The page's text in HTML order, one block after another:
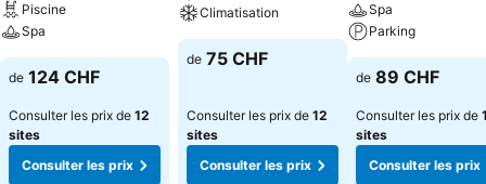
elliptique, banc de musculation… Everness Hotel & Resort propose
également des salles de réception pour vos événements, une
piscine extérieure, une salle de fitness, un espace bien-être, un
institut de beauté, des courts de tennis et de Padel et un service de
location de vélos. Un service de navette est assuré gratuitement
depuis/vers l'aéroport tous les jours de 8h00 à 22h00 (sur
réservation).
Piscine
Spa
de 124 CHF
Consulter les prix de 12
sites
Consulter les prix
Climatisation
de 75 CHF
Consulter les prix de 12
sites
Consulter les prix
Spa
Parking
de 89 CHF
Consulter les prix de
sites
Consulter les prix